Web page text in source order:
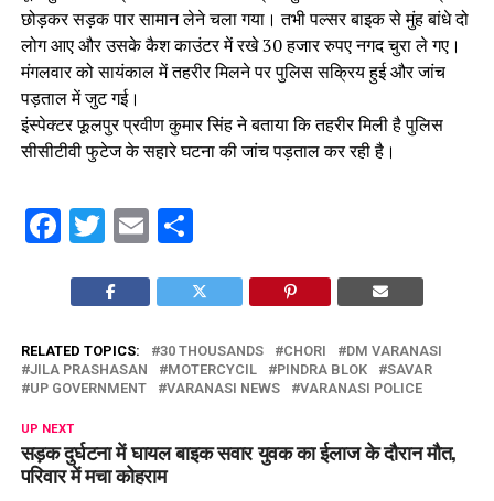
छोड़कर सड़क पार सामान लेने चला गया। तभी पल्सर बाइक से मुंह बांधे दो
लोग आए और उसके कैश काउंटर में रखे 30 हजार रुपए नगद चुरा ले गए।
मंगलवार को सायंकाल में तहरीर मिलने पर पुलिस सक्रिय हुई और जांच
पड़ताल में जुट गई।
इंस्पेक्टर फूलपुर प्रवीण कुमार सिंह ने बताया कि तहरीर मिली है पुलिस
सीसीटीवी फुटेज के सहारे घटना की जांच पड़ताल कर रही है।
Facebook
Twitter
EmailShare
RELATED TOPICS: 30 THOUSANDS CHORI
DM VARANASI
JILA PRASHASAN
MOTERCYCIL PINDRA BLOK
SAVAR
UP GOVERNMENT
VARANASI NEWS VARANASI POLICE
UP NEXT
सड़क दुर्घटना में घायल बाइक सवार युवक का ईलाज के दौरान मौत,
परिवार में मचा कोहराम